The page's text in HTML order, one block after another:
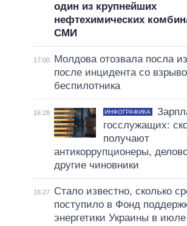
один из крупнейших
нефтехимических
СМИ
17:00
Молдова отозвала посла
после инцидента со
беспилотника
16:28 ИНФОГРАФИКА
госслужащих:
получают
антикоррупционеры,
другие чиновники
16:27
Стало известно, сколько
поступило в Фонд
энергетики Украины в июле